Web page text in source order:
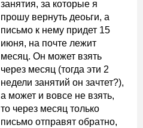
занятия, за которые я
прошу вернуть деоьги, а
письмо к нему придет 15
июня, на почте лежит
месяц. Он может взять
через месяц (тогда эти 2
недели занятий он зачтет?),
а может и вовсе не взять,
то через месяц только
письмо отправят обратно,